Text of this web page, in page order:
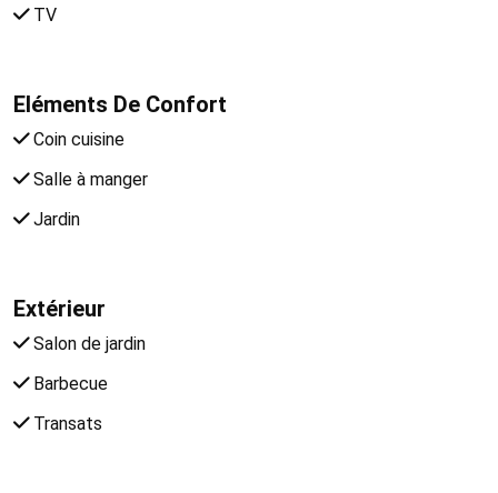
TV
Eléments De Confort
Coin cuisine
Salle à manger
Jardin
Extérieur
Salon de jardin
Barbecue
Transats